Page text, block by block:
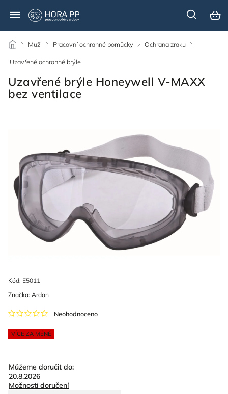
/ Muži / Pracovní ochranné pomůcky / Ochrana zraku /
Uzavřené ochranné brýle
Uzavřené brýle Honeywell V-MAXX
bez ventilace
Kód: E5011
VÍCE ZA MÉNĚ
Neohodnoceno
Značka: Ardon
Můžeme doručit do:
20.8.2026
Možnosti doručení